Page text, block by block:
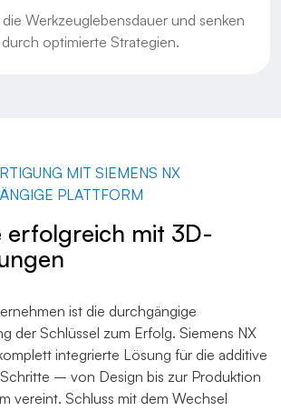
Werkzeuglebensdauer und senken
optimierte Strategien.
MIT SIEMENS NX
PLATTFORM
erfolgreich mit 3D-
ist die durchgängige
der Schlüssel zum Erfolg. Siemens NX
integrierte Lösung für die additive
– von Design bis zur Produktion
vereint. Schluss mit dem Wechsel